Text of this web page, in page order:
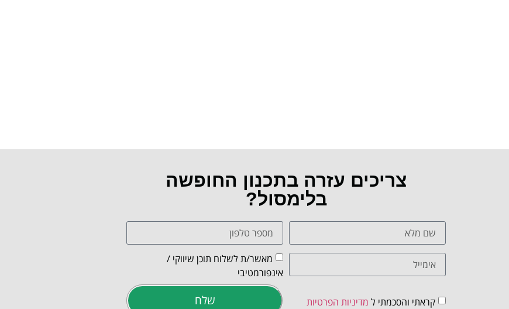
צריכים עזרה בתכנון החופשה
בלימסול?
מאשר/ת לשלוח תוכן שיווקי /
אינפורמטיבי
קראתי והסכמתי ל מדיניות הפרטיות שלח